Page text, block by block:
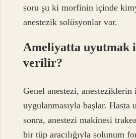
soru şu ki morfinin içinde
anestezik solüsyonlar var.
Ameliyatta uyutmak
verilir?
Genel anestezi, anesteziklerin
uygulanmasıyla başlar. Hasta
sonra, anestezi makinesi
bir tüp aracılığıyla solunum